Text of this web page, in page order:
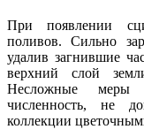
При появлении
поливов. Сильно
удалив загнившие
верхний слой
Несложные меры
численность, не
коллекции